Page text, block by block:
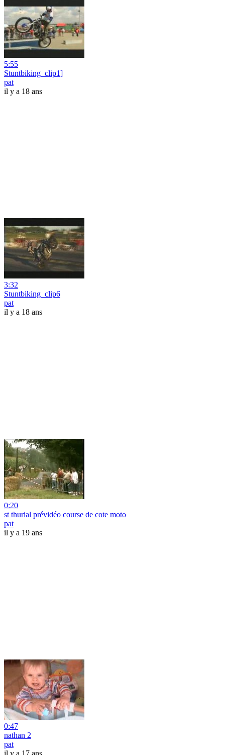
5:55
Stuntbiking_clip1]
pat
il y a 18 ans
3:32
Stuntbiking_clip6
pat
il y a 18 ans
0:20
st thurial prévidéo course de cote moto
pat
il y a 19 ans
0:47
nathan 2
pat